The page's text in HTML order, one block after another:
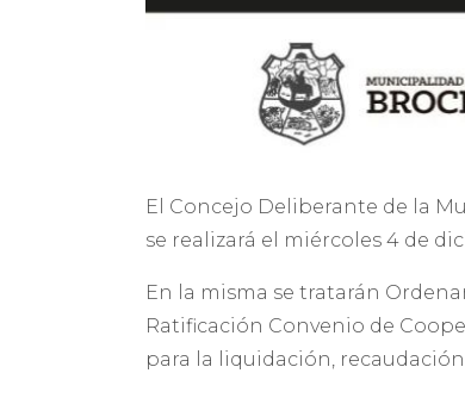
El Concejo Deliberante de la
se realizará el miércoles 4 de
En la misma se tratarán
Ratificación Convenio de
para la liquidación,